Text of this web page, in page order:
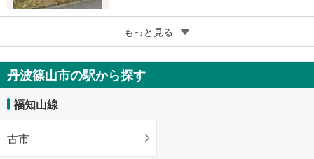
丹波篠山市今田町木津
270万円
161m2（登記）
兵庫県丹波篠山市今田町木津
もっと見る
丹波篠山市の駅から探す
福知山線
古市